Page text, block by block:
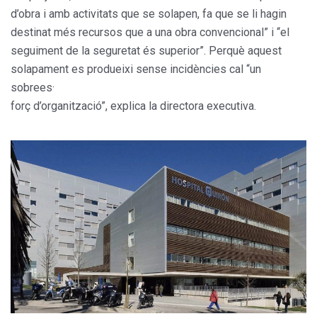
d’obra i amb activitats que se solapen, fa que se li hagin
destinat més recursos que a una obra convencional” i “el
seguiment de la seguretat és superior”. Perquè aquest
solapament es produeixi sense incidències cal “un
sobrees·
forç d’organització”, explica la directora executiva.